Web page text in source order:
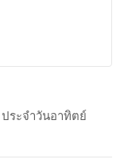
ระจำวันอาทิตย์